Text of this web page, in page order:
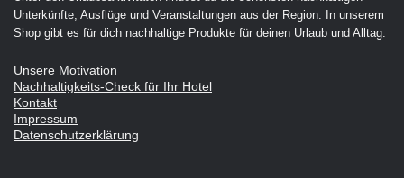
Unterkünfte, Ausflüge und Veranstaltungen aus der Region. In unserem
Shop gibt es für dich nachhaltige Produkte für deinen Urlaub und Alltag.
Unsere Motivation
Nachhaltigkeits-Check für Ihr Hotel
Kontakt
Impressum
Datenschutzerklärung